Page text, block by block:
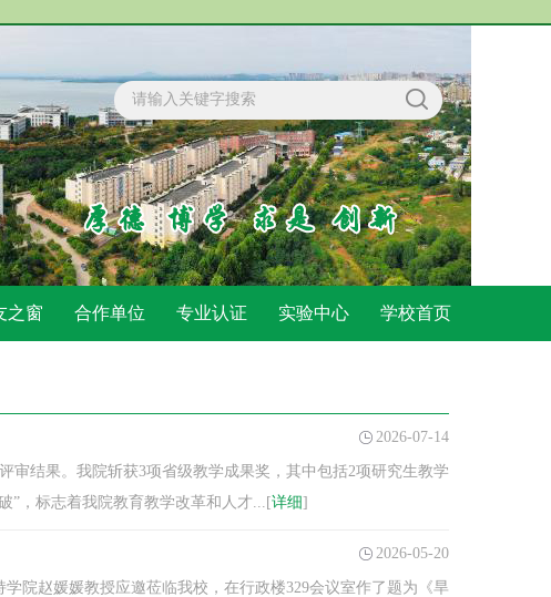
之窗 合作单位 专业认证 实验中心 学校首页
2026-07-14
审结果。我院斩获3项省级教学成果奖，其中包括2项研究生教学
”，标志着我院教育教学改革和人才...[详细]
2026-05-20
院赵媛媛教授应邀莅临我校，在行政楼329会议室作了题为《旱